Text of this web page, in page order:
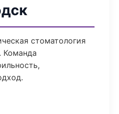
стоматология
Команда